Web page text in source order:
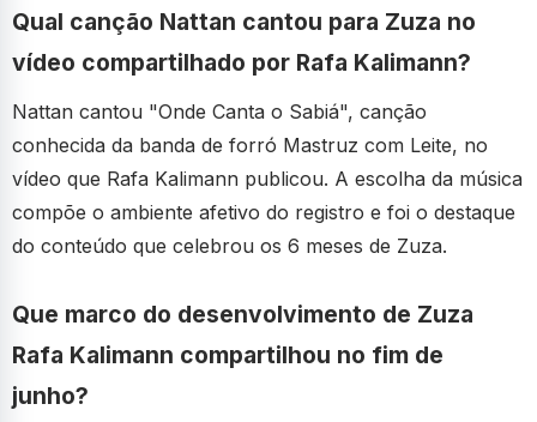
Qual canção Nattan cantou para Zuza no
vídeo compartilhado por Rafa Kalimann?
Nattan cantou "Onde Canta o Sabiá", canção
conhecida da banda de forró Mastruz com Leite, no
vídeo que Rafa Kalimann publicou. A escolha da música
compõe o ambiente afetivo do registro e foi o destaque
do conteúdo que celebrou os 6 meses de Zuza.
Que marco do desenvolvimento de Zuza
Rafa Kalimann compartilhou no fim de
junho?